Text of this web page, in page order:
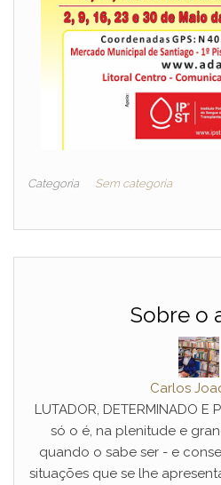
Categoria Sem categoria
Sobre o
Carlos
LUTADOR, DETERMINADO E
só o é, na plenitude e
quando o sabe ser - e
situações que se lhe